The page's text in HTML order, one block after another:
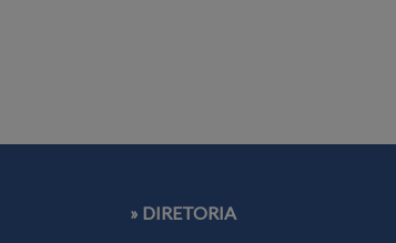
» DIRETORIA